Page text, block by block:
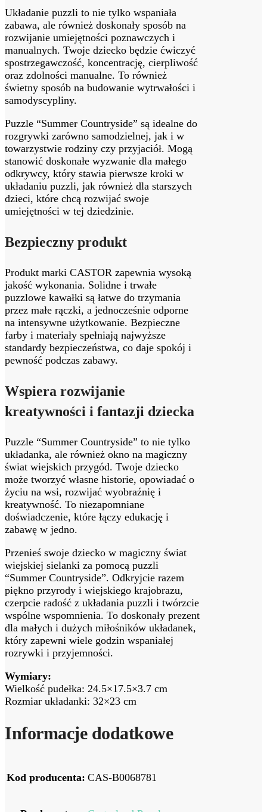
Układanie puzzli to nie tylko wspaniała
zabawa, ale również doskonały sposób na
rozwijanie umiejętności poznawczych i
manualnych. Twoje dziecko będzie ćwiczyć
spostrzegawczość, koncentrację, cierpliwość
oraz zdolności manualne. To również
świetny sposób na budowanie wytrwałości i
samodyscypliny.
Puzzle “Summer Countryside” są idealne do
rozgrywki zarówno samodzielnej, jak i w
towarzystwie rodziny czy przyjaciół. Mogą
stanowić doskonałe wyzwanie dla małego
odkrywcy, który stawia pierwsze kroki w
układaniu puzzli, jak również dla starszych
dzieci, które chcą rozwijać swoje
umiejętności w tej dziedzinie.
Bezpieczny produkt
Produkt marki CASTOR zapewnia wysoką
jakość wykonania. Solidne i trwałe
puzzlowe kawałki są łatwe do trzymania
przez małe rączki, a jednocześnie odporne
na intensywne użytkowanie. Bezpieczne
farby i materiały spełniają najwyższe
standardy bezpieczeństwa, co daje spokój i
pewność podczas zabawy.
Wspiera rozwijanie
kreatywności i fantazji dziecka
Puzzle “Summer Countryside” to nie tylko
układanka, ale również okno na magiczny
świat wiejskich przygód. Twoje dziecko
może tworzyć własne historie, opowiadać o
życiu na wsi, rozwijać wyobraźnię i
kreatywność. To niezapomniane
doświadczenie, które łączy edukację i
zabawę w jedno.
Przenieś swoje dziecko w magiczny świat
wiejskiej sielanki za pomocą puzzli
“Summer Countryside”. Odkryjcie razem
piękno przyrody i wiejskiego krajobrazu,
czerpcie radość z układania puzzli i twórzcie
wspólne wspomnienia. To doskonały prezent
dla małych i dużych miłośników układanek,
który zapewni wiele godzin wspaniałej
rozrywki i przyjemności.
Wymiary:
Wielkość pudełka: 24.5×17.5×3.7 cm
Rozmiar układanki: 32×23 cm
Informacje dodatkowe
Kod producenta: CAS-B0068781